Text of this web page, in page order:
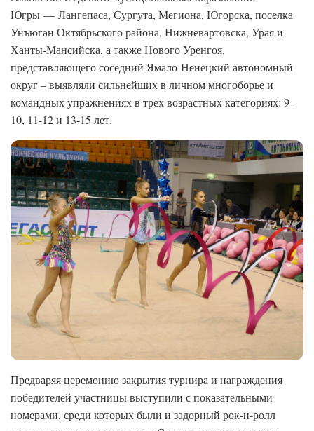
Югры — Лангепаса, Сургута, Мегиона, Югорска, поселка
Унъюган Октябрьского района, Нижневартовска, Урая и
Ханты-Мансийска, а также Нового Уренгоя,
представляющего соседний Ямало-Ненецкий автономный
округ – выявляли сильнейших в личном многоборье и
командных упражнениях в трех возрастных категориях: 9-
10, 11-12 и 13-15 лет.
Предваряя церемонию закрытия турнира и награждения
победителей участницы выступили с показательными
номерами, среди которых были и задорный рок-н-ролл